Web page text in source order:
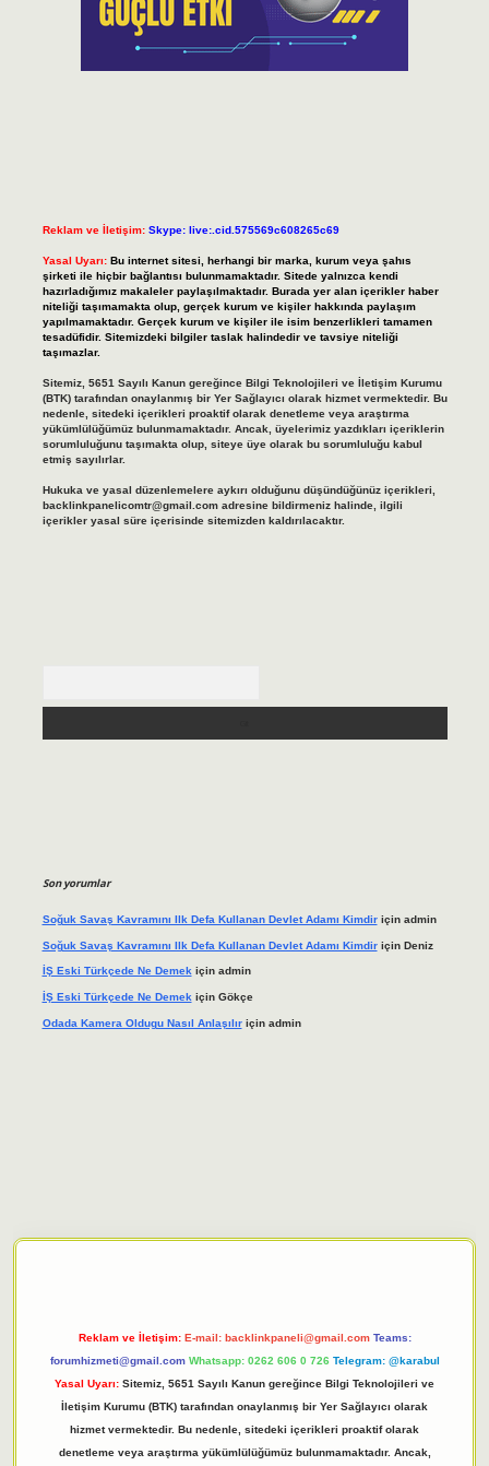
Reklam ve İletişim: Skype: live:.cid.575569c608265c69
Yasal Uyarı: Bu internet sitesi, herhangi bir marka, kurum veya şahıs
şirketi ile hiçbir bağlantısı bulunmamaktadır. Sitede yalnızca kendi
hazırladığımız makaleler paylaşılmaktadır. Burada yer alan içerikler haber
niteliği taşımamakta olup, gerçek kurum ve kişiler hakkında paylaşım
yapılmamaktadır. Gerçek kurum ve kişiler ile isim benzerlikleri tamamen
tesadüfidir. Sitemizdeki bilgiler taslak halindedir ve tavsiye niteliği
taşımazlar.
Sitemiz, 5651 Sayılı Kanun gereğince Bilgi Teknolojileri ve İletişim Kurumu
(BTK) tarafından onaylanmış bir Yer Sağlayıcı olarak hizmet vermektedir. Bu
nedenle, sitedeki içerikleri proaktif olarak denetleme veya araştırma
yükümlülüğümüz bulunmamaktadır. Ancak, üyelerimiz yazdıkları içeriklerin
sorumluluğunu taşımakta olup, siteye üye olarak bu sorumluluğu kabul
etmiş sayılırlar.
Hukuka ve yasal düzenlemelere aykırı olduğunu düşündüğünüz içerikleri,
backlinkpanelicomtr@gmail.comadresine bildirmeniz halinde, ilgili
içerikler yasal süre içerisinde sitemizden kaldırılacaktır.
Son yorumlar
Soğuk Savaş Kavramını Ilk Defa Kullanan Devlet Adamı Kimdiriçin admin
Soğuk Savaş Kavramını Ilk Defa Kullanan Devlet Adamı Kimdiriçin Deniz
İŞ Eski Türkçede Ne Demekiçin admin
İŞ Eski Türkçede Ne Demek için Gökçe
Odada Kamera Oldugu Nasıl Anlaşılıriçin admin
Reklam ve İletişim: E-mail: backlinkpaneli@gmail.com Teams:
forumhizmeti@gmail.com Whatsapp: 0262 606 0 726 Telegram: @karabul
Yasal Uyarı: Sitemiz, 5651 Sayılı Kanun gereğince Bilgi Teknolojileri ve
İletişim Kurumu (BTK) tarafından onaylanmış bir Yer Sağlayıcı olarak
hizmet vermektedir. Bu nedenle, sitedeki içerikleri proaktif olarak
denetleme veya araştırma yükümlülüğümüz bulunmamaktadır. Ancak,